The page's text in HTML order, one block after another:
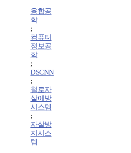
융합공
학
;
컴퓨터
정보공
학
;
DSCNN
;
철로자
살예방
시스템
;
자살방
지시스
템